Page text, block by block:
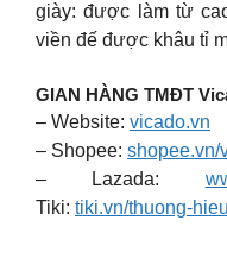
giày: được làm từ
viền đế được khâu tỉ
GIAN HÀNG TMĐT
– Website: vicado.vn
– Shopee: shopee.vn/
– Lazada:
Tiki: tiki.vn/thuong-